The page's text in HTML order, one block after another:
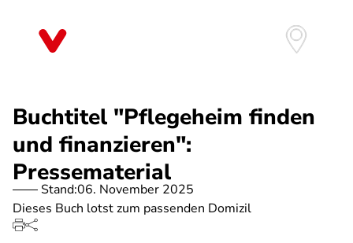
Buchtitel "Pflegeheim finden
und finanzieren":
Pressematerial
Stand:06. November 2025
Dieses Buch lotst zum passenden Domizil